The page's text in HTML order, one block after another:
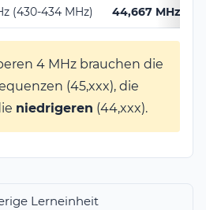
(430-434 MHz) 44,667 MHz -
4 MHz brauchen die
(45,xxx), die
niedrigeren (44,xxx).
Lerneinheit